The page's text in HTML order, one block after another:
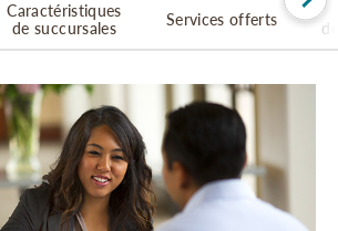
Caractéristiques
de succursales
Services offerts